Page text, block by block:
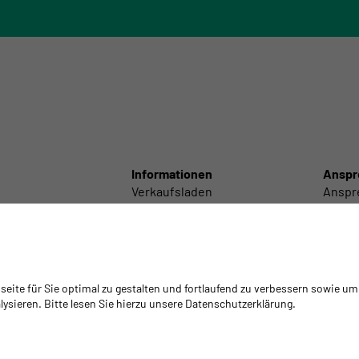
/ Zubehör
Informationen
Verkaufsladen
Schneidcenter
Mediathek
für Sie optimal zu gestalten und fortlaufend zu verbessern sowie
Bitte lesen Sie hierzu unsere Datenschutzerklärung.